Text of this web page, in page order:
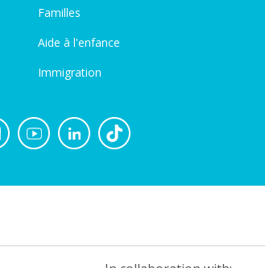
Familles
Aide à l'enfance
Immigration